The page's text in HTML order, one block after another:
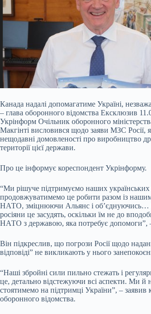
Канада надалі допомагатиме Україні,
– глава оборонного відомства Ексклюзив
Укрінформ Очільник оборонного
Макгінті висловився щодо заяви МЗС Росії,
нещодавні домовленості про виробництво
території цієї держави.
Про це інформує кореспондент Укрінформу.
“Ми рішуче підтримуємо наших
продовжуватимемо це робити разом із
НАТО, зміцнюючи Альянс і
росіяни це засудять, оскільки їм не до
НАТО з державою, яка потребує допомоги”, –
Він підкреслив, що погрози Росії щодо
відповіді” не викликають у нього
“Наші збройні сили пильно стежать і
це, детально відстежуючи всі аспекти. Ми й
стоятимемо на підтримці України”, – заявив
оборонного відомства.